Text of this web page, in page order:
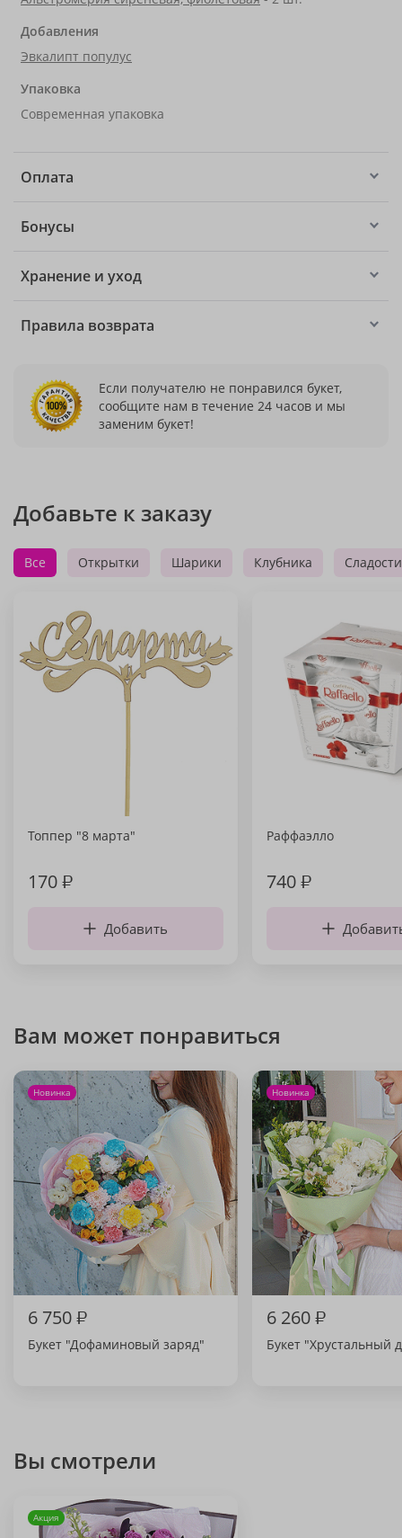
Добавления
Эвкалипт популус
Упаковка
Современная упаковка
Оплата
Бонусы
Хранение и уход
Правила возврата
Если получателю не понравился букет,
сообщите нам в течение 24 часов и мы
заменим букет!
Добавьте к заказу
Все Открытки Шарики Клубника Сладости
Топпер "8 марта"
170₽
Добавить
Раффаэлло
740₽
Вам может понравиться
Новинка
6 750₽
Букет "Дофаминовый заряд"
Новинка
6 260₽
Букет "Хрустальный
Вы смотрели
Акция